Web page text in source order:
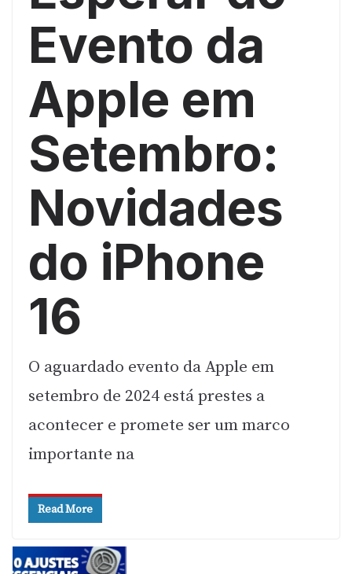
Evento da
Apple em
Setembro:
Novidades
do iPhone
16
O aguardado evento da Apple em
setembro de 2024 está prestes a
acontecer e promete ser um marco
importante na
Read More